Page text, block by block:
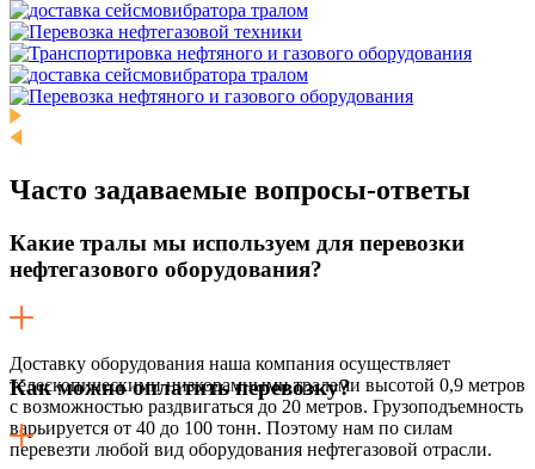
Часто задаваемые вопросы-ответы
Какие тралы мы используем для перевозки
нефтегазового оборудования?
Доставку оборудования наша компания осуществляет
телескопическими низкорамными тралами высотой 0,9 метров
с возможностью раздвигаться до 20 метров. Грузоподъемность
варьируется от 40 до 100 тонн. Поэтому нам по силам
перевезти любой вид оборудования нефтегазовой отрасли.
Как можно оплатить перевозку?